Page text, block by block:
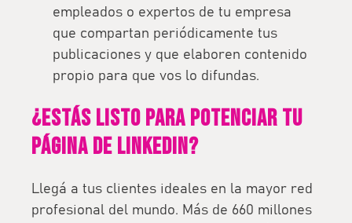
empleados o expertos de tu empresa
que compartan periódicamente tus
publicaciones y que elaboren contenido
propio para que vos lo difundas.
¿Estás listo para potenciar tu
página de LinkedIn?
Llegá a tus clientes ideales en la mayor red
profesional del mundo. Más de 660 millones